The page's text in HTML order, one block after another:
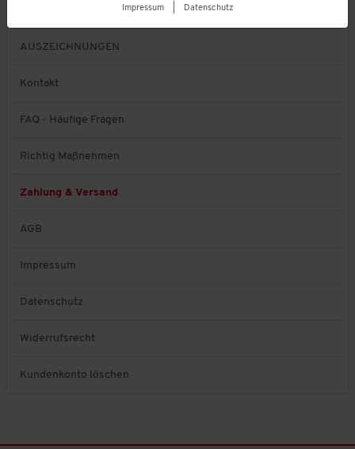
AUSZEICHNUNGEN
Kontakt
FAQ - Häufige Fragen
Richtig Maßnehmen
Zahlung & Versand
AGB
Impressum
Datenschutz
Widerrufsrecht
Kundenkonto löschen
Impressum Datenschutz